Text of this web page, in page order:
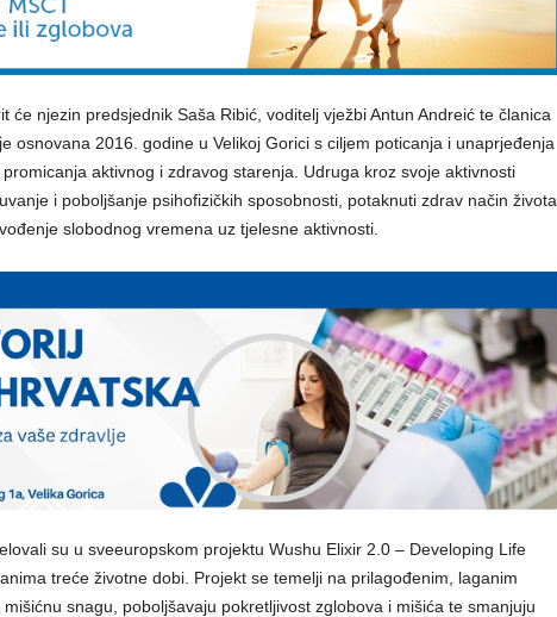
će njezin predsjednik Saša Ribić, voditelj vježbi Antun Andreić te članica
osnovana 2016. godine u Velikoj Gorici s ciljem poticanja i unaprjeđenja
aktivnog i zdravog starenja. Udruga kroz svoje aktivnosti
i poboljšanje psihofizičkih sposobnosti, potaknuti zdrav način života
slobodnog vremena uz tjelesne aktivnosti.
su u sveeuropskom projektu Wushu Elixir 2.0 – Developing Life
treće životne dobi. Projekt se temelji na prilagođenim, laganim
snagu, poboljšavaju pokretljivost zglobova i mišića te smanjuju